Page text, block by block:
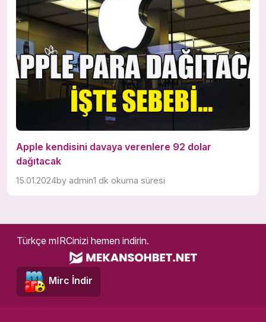
Apple kendisini davaya verenlere 92 dolar
dağıtacak
15.01.2024by admin1 dk okuma süresi
Türkçe mIRCinizi hemen indirin.
Mirc İndir